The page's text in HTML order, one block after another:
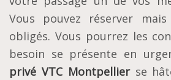
Vous pouvez réserver
obligés. Vous pourrez les
besoin se présente en
privé VTC Montpellierse